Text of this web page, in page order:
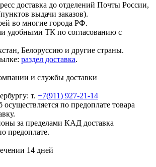
доставка до отделений Почты России,
выдачи заказов).
во многие города РФ.
удобными ТК по согласованию с
Белоруссию и другие страны.
раздел доставка.
т. +7(911) 927-21-14
по предоплате товара
за пределами КАД доставка
предоплате.
14 дней